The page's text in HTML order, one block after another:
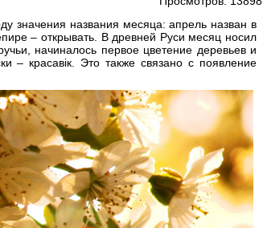
значения названия месяца: апрель назван в
– открывать. В древней Руси месяц носил
начиналось первое цветение деревьев и
– красавiк. Это также связано с появление